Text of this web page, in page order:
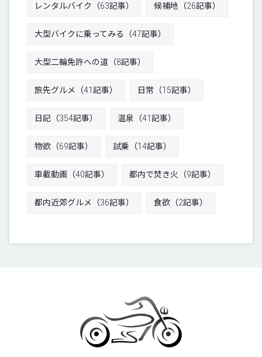
レンタルバイク（63記事） 候補地（26記事）
大型バイクに乗ってみる（47記事）
大型二輪免許への道（8記事）
旅先グルメ（41記事） 日常（15記事）
日記（354記事） 温泉（41記事）
物欲（69記事） 試乗（14記事）
車載動画（40記事） 都内で焚き火（9記事）
都内近郊グルメ（36記事） 食欲（2記事）